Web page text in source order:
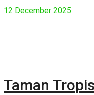
12 December 2025
Taman